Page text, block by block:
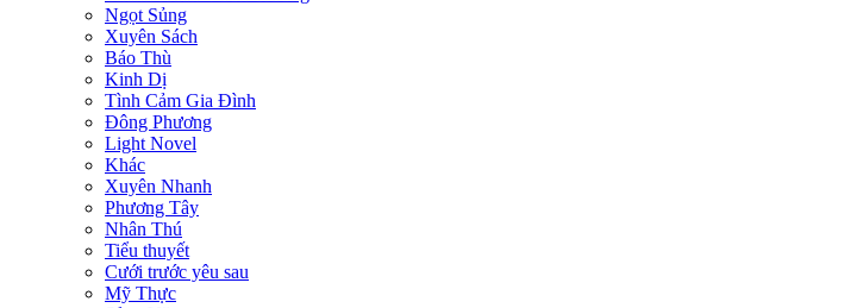
Ngọt Sủng
Xuyên Sách
Báo Thù
Kinh Dị
Tình Cảm Gia Đình
Đông Phương
Light Novel
Khác
Xuyên Nhanh
Phương Tây
Nhân Thú
Tiểu thuyết
Cưới trước yêu sau
Mỹ Thực